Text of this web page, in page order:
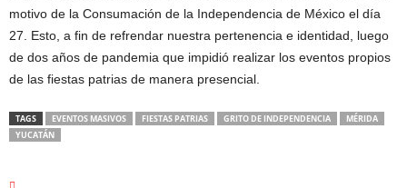
motivo de la Consumación de la Independencia de México el día
27. Esto, a fin de refrendar nuestra pertenencia e identidad, luego
de dos años de pandemia que impidió realizar los eventos propios
de las fiestas patrias de manera presencial.
TAGS EVENTOS MASIVOS FIESTAS PATRIAS GRITO DE INDEPENDENCIA
MÉRIDA
YUCATÁN